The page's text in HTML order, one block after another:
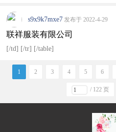
s9x9k7mxe7 发布于 2022-4-29
联祥服装有限公司
[/td] [/tr] [/table]
1 2 3 4 5 6
/ 122 页
服装